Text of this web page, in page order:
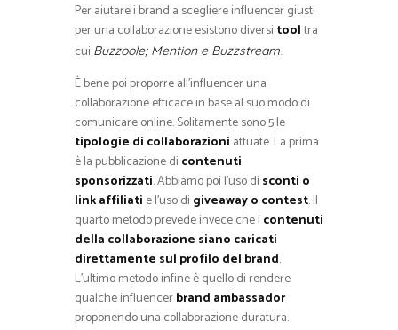
Per aiutare i brand a scegliere influencer giusti
per una collaborazione esistono diversi tooltra
cui Buzzoole; Mention e Buzzstream.
È bene poi proporre all’influencer una
collaborazione efficace in base al suo modo di
comunicare online. Solitamente sono 5 le
tipologie di collaborazioni attuate. La prima
è la pubblicazione di contenuti
sponsorizzati. Abbiamo poi l’uso di sconti o
link affiliati e l’uso di giveaway o contest. Il
quarto metodo prevede invece che i contenuti
della collaborazione siano caricati
direttamente sul profilo del brand.
L’ultimo metodo infine è quello di rendere
qualche influencerbrand ambassador
proponendo una collaborazione duratura.